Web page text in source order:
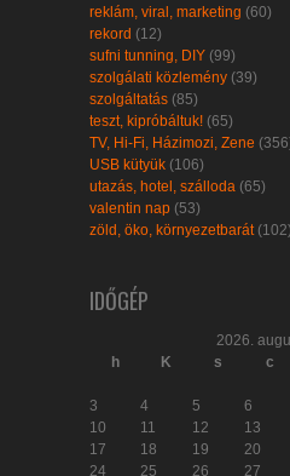
reklám, viral, marketing (60)
rekord (12)
sufni tunning, DIY (99)
szolgálati közlemény (39)
szolgáltatás (85)
teszt, kipróbáltuk! (65)
TV, Hi-Fi, Házimozi, Zene
USB kütyük (106)
utazás, hotel, szálloda (65)
valentin nap (53)
zöld, öko, környezetbarát (102)
IDŐGÉP
2026.
h
K s c
3
4 5 6
10
11 12 13
17
18 19 20
24
25 26 27